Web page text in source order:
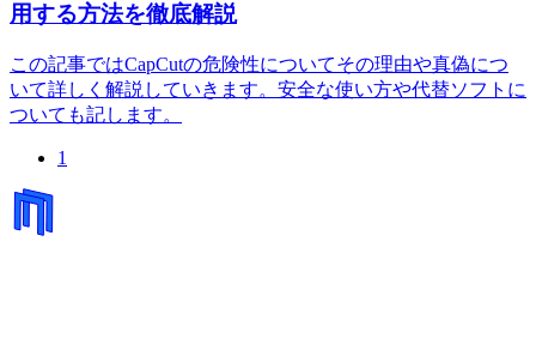
用する方法を徹底解説
この記事ではCapCutの危険性についてその理由や真偽につ
いて詳しく解説していきます。安全な使い方や代替ソフトに
ついても記します。
1